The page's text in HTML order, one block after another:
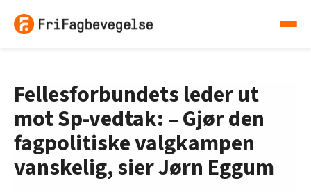
Fellesforbundets leder ut
mot Sp-vedtak: – Gjør den
fagpolitiske valgkampen
vanskelig, sier Jørn Eggum